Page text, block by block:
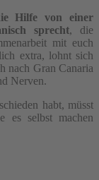
Hilfe von einer
sprecht, die
mit euch
extra, lohnt sich
nach Gran Canaria
Nerven.
habt, müsst
es selbst machen